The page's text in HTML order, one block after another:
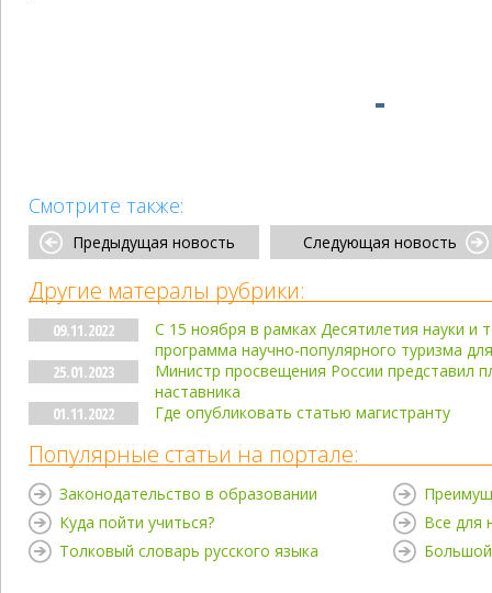
Смотрите также:
Предыдущая новость Следующая новость
Другие матералы рубрики:
09.11.2022
С 15 ноября в рамках Десятилетия науки и
программа научно-популярного туризма
25.01.2023
Министр просвещения России представил
наставника
01.11.2022
Где опубликовать статью магистранту
Популярные статьи на портале:
Законодательство в образовании
Куда пойти учиться?
Толковый словарь русского языка
Все для
Большой